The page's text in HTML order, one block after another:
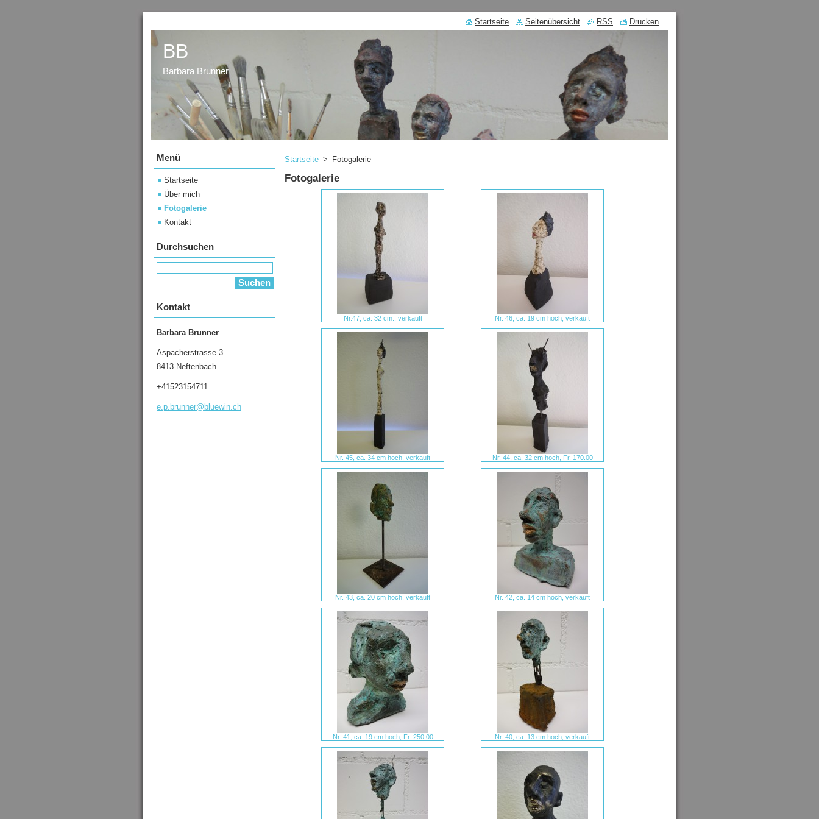
BB
Barbara Brunner
Startseite > Fotogalerie
Fotogalerie
Nr.47, ca. 32 cm., verkauft Nr. 46, ca. 19 cm hoch, verkauft
Nr. 45, ca. 34 cm hoch, verkauft Nr. 44, ca. 32 cm hoch, Fr. 170.00
Nr. 43, ca. 20 cm hoch, verkauft Nr. 42, ca. 14 cm hoch, verkauft
Nr. 41, ca. 19 cm hoch, Fr. 250.00 Nr. 40, ca. 13 cm hoch, verkauft
Menü
Startseite
Über mich
Fotogalerie
Kontakt
Durchsuchen
Kontakt
Barbara Brunner
Aspacherstrasse 3
8413 Neftenbach
+41523154711
e.p.brunner@bluewin.ch
Startseite Seitenübersicht RSS Drucken